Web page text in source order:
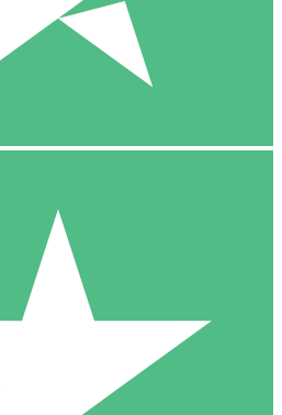
1000
10 Downloaden
20 00